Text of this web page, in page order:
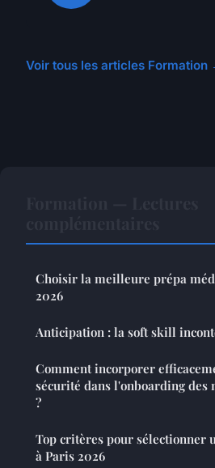
Voir tous les articles Formation
Choisir la meilleure prépa
2026
Anticipation : la soft skill
Comment incorporer
sécurité dans l'onboarding des
?
Top critères pour sélectionner
à Paris 2026